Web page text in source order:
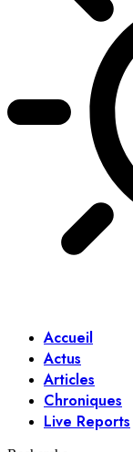
Accueil
Actus
Articles
Chroniques
Live Reports